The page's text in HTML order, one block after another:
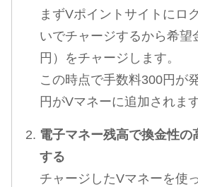
まずVポイントサイトにロ
いでチャージするから希望
円）をチャージします​。
この時点で手数料300円が
円がVマネーに追加されます
電子マネー残高で換金性の
する
チャージしたVマネーを使